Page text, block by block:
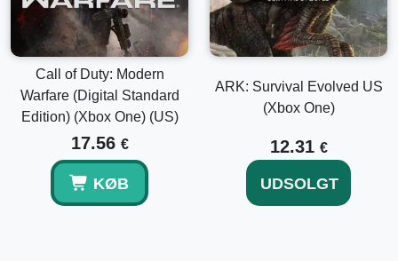
Call of Duty: Modern
Warfare (Digital Standard
Edition) (Xbox One) (US)
17.56 €
KØB
ARK: Survival Evolved US
(Xbox One)
12.31 €
UDSOLGT